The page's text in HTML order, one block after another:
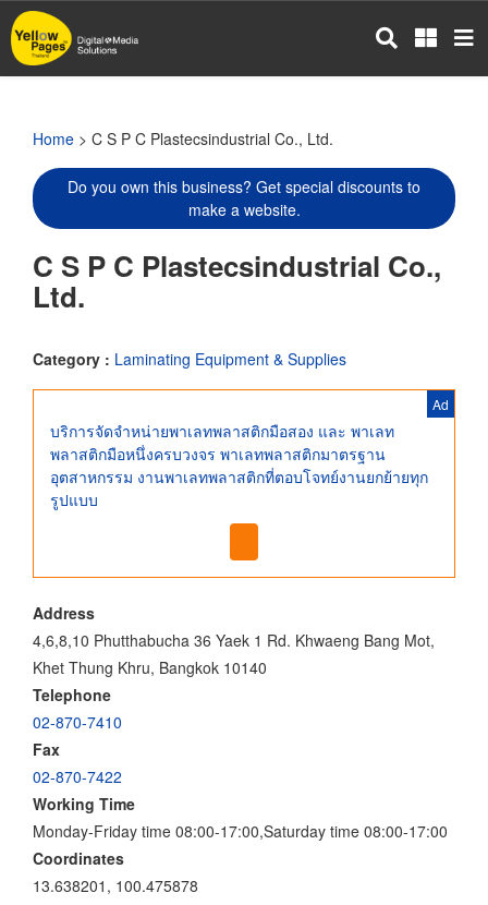
Skip
to
main
Home > C S P C Plastecsindustrial Co., Ltd.
Do you own this business? Get special discounts to
make a website.
C S P C Plastecsindustrial Co.,
Ltd.
Category : Laminating Equipment & Supplies
Ad
บริการจัดจำหน่ายพาเลทพลาสติกมือสอง และ พาเลท
พลาสติกมือหนึ่งครบวงจร พาเลทพลาสติกมาตรฐาน
อุตสาหกรรม งานพาเลทพลาสติกที่ตอบโจทย์งานยกย้ายทุก
รูปแบบ
Address
4,6,8,10 Phutthabucha 36 Yaek 1 Rd. Khwaeng Bang Mot,
Khet Thung Khru, Bangkok 10140
Telephone
02-870-7410
Fax
02-870-7422
Working Time
Monday-Friday time 08:00-17:00,Saturday time 08:00-17:00
Coordinates
13.638201, 100.475878